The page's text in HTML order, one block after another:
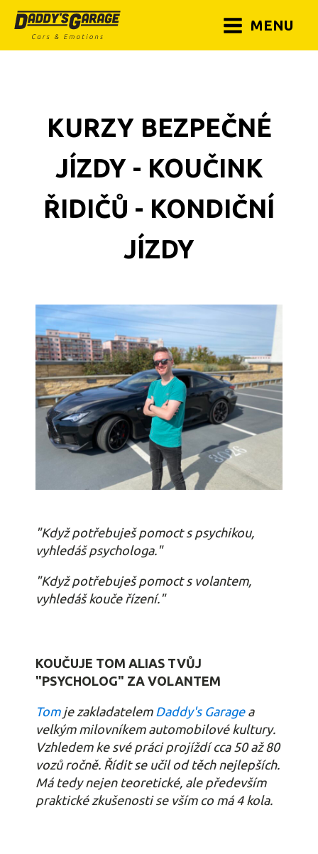
MENU
KURZY BEZPEČNÉ
JÍZDY - KOUČINK
ŘIDIČŮ - KONDIČNÍ
JÍZDY
"Když potřebuješ pomoct s psychikou,
vyhledáš psychologa."
"Když potřebuješ pomoct s volantem,
vyhledáš kouče řízení."
KOUČUJE TOM ALIAS TVŮJ
"PSYCHOLOG" ZA VOLANTEM
Tomje zakladatelem Daddy's Garagea
velkým milovníkem automobilové kultury.
Vzhledem ke své práci projíždí cca 50 až 80
vozů ročně. Řídit se učil od těch nejlepších.
Má tedy nejen teoretické, ale především
praktické zkušenosti se vším co má 4 kola.